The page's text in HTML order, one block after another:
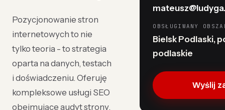
Pozycjonowanie stron
internetowych to nie
tylko teoria - to strategia
oparta na danych, testach
i doświadczeniu. Oferuję
kompleksowe usługi SEO
obejmujące audyt strony,
OBSŁUGIWANY
Bielsk Podlaski,
podlaskie
Wyślij